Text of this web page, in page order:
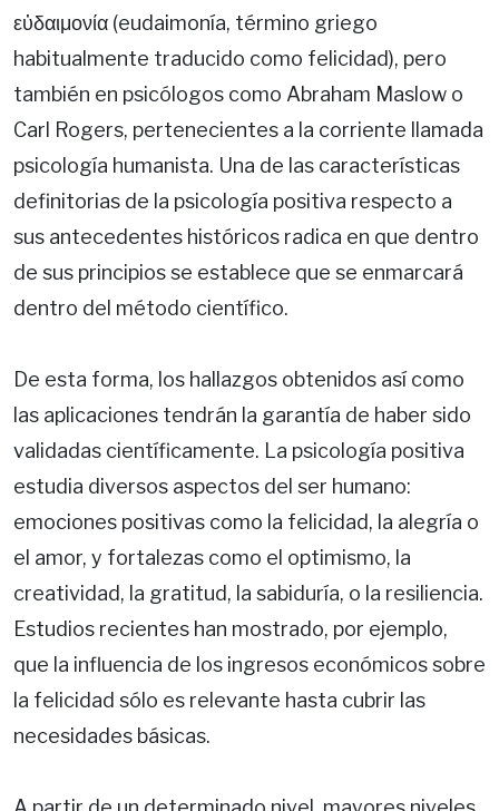
εὐδαιμονία (eudaimonía, término griego
habitualmente traducido como felicidad), pero
también en psicólogos como Abraham Maslow o
Carl Rogers, pertenecientes a la corriente llamada
psicología humanista. Una de las características
definitorias de la psicología positiva respecto a
sus antecedentes históricos radica en que dentro
de sus principios se establece que se enmarcará
dentro del método científico.
De esta forma, los hallazgos obtenidos así como
las aplicaciones tendrán la garantía de haber sido
validadas científicamente. La psicología positiva
estudia diversos aspectos del ser humano:
emociones positivas como la felicidad, la alegría o
el amor, y fortalezas como el optimismo, la
creatividad, la gratitud, la sabiduría, o la resiliencia.
Estudios recientes han mostrado, por ejemplo,
que la influencia de los ingresos económicos sobre
la felicidad sólo es relevante hasta cubrir las
necesidades básicas.